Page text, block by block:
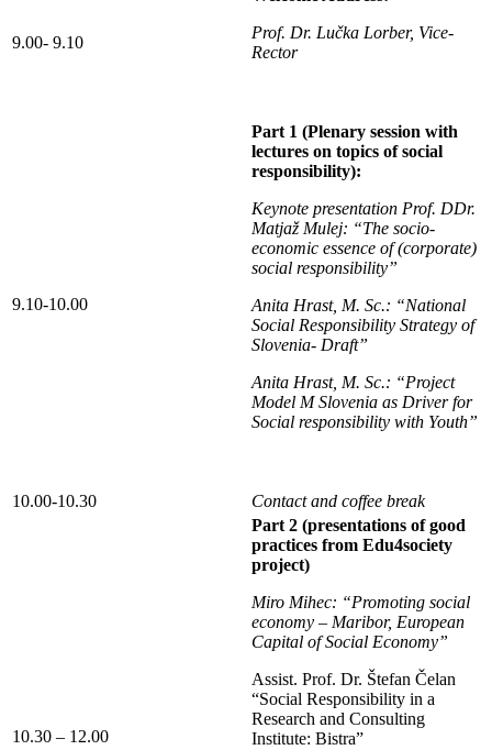
9.00- 9.10
Prof. Dr. Lučka Lorber, Vice-
Rector
9.10-10.00
Part 1 (Plenary session with
lectures on topics of social
responsibility):
Keynote presentation Prof. DDr.
Matjaž Mulej: “The socio-
economic essence of (corporate)
social responsibility”
Anita Hrast, M. Sc.: “National
Social Responsibility Strategy of
Slovenia- Draft”
Anita Hrast, M. Sc.: “Project
Model M Slovenia as Driver for
Social responsibility with Youth”
10.00-10.30 Contact and coffee break
10.30 – 12.00
Part 2 (presentations of good
practices from Edu4society
project)
Miro Mihec: “Promoting social
economy – Maribor, European
Capital of Social Economy”
Assist. Prof. Dr. Štefan Čelan
“Social Responsibility in a
Research and Consulting
Institute: Bistra”